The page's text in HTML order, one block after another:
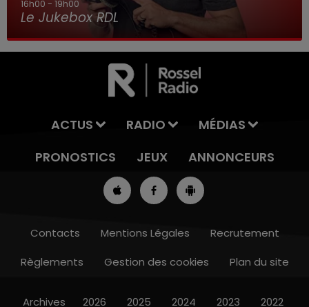
13h00 - 16h00
16h00 - 19h00
Le Jukebox RDL
ACTUS RADIO
MÉDIAS
PRONOSTICS
JEUX ANNONCEURS
Contacts Mentions Légales
Recrutement
Règlements
Gestion des cookies Plan du site
Archives 2026 2025 2024 2023 2022